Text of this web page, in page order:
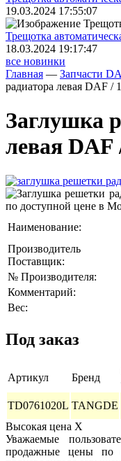
19.03.2024 17:55:07
Трещoтка
18.03.2024 19:17:47
все новинки
Главная — Запчасти
радиатора левая DAF /
Заглушка
левая DAF
Наименование:
Поставщик:
№ Производителя:
Комментарий:
Вес:
Под заказ
Артикул Бренд
TD0761020L TANGDE
Высокая цена X
Уважаемые
продажные цены по